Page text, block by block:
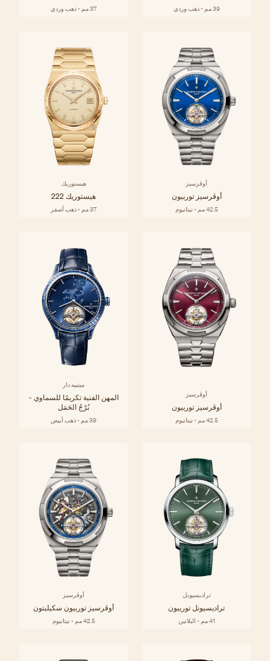
39 مم - ذهب وردي 37 مم - ذهب وردي
أوڤرسيز
أوڤرسيز توربيون
42.5 مم - تيتانيوم
هيستوريك
هيستوريك 222
37 مم - ذهب أصفر
أوڤرسيز
أوڤرسيز توربيون
42.5 مم - تيتانيوم
ميتييه دار
المهن الفنية تكريمًا للسماوي -
بُرْجُ الحَمَل
39 مم - ذهب أبيض
تراديسيونل
تراديسيونل توربيون
41 مم - البلاتين
أوڤرسيز
أوڤرسيز توربيون سكيليتون
42.5 مم - تيتانيوم